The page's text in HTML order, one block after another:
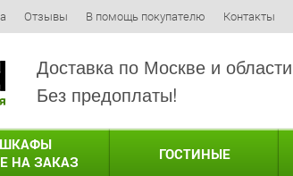
Отзывы В помощь покупателю Контакты
Доставка по Москве и области
Без предоплаты!
ШКАФЫ
НА ЗАКАЗ
ГОСТИНЫЕ